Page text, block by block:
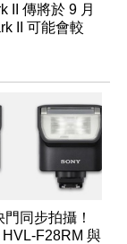
II 傳將於 9 月
II 可能會較
同步拍攝！
F28RM 與